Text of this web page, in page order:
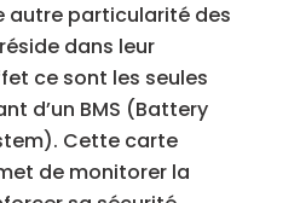
autre particularité des
dans leur
ce sont les seules
d’un BMS (Battery
Cette carte
de monitorer la